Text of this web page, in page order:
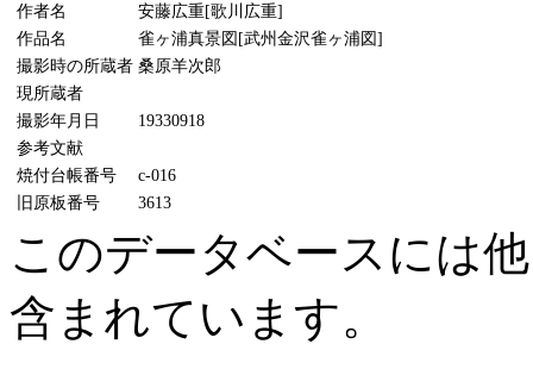
作者名
安藤広重[歌川広重]
作品名
雀ヶ浦真景図[武州金沢雀ヶ浦図]
撮影時の所蔵者 桑原羊次郎
現所蔵者
撮影年月日
19330918
参考文献
焼付台帳番号
c-016
旧原板番号
3613
このデータベースには
含まれています。